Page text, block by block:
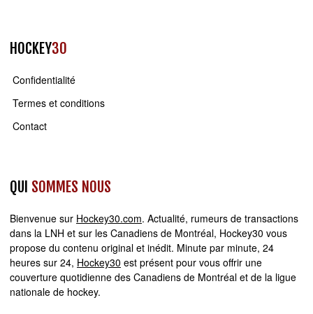
HOCKEY30
Confidentialité
Termes et conditions
Contact
QUI SOMMES NOUS
Bienvenue sur Hockey30.com. Actualité, rumeurs de transactions
dans la LNH et sur les Canadiens de Montréal, Hockey30 vous
propose du contenu original et inédit. Minute par minute, 24
heures sur 24, Hockey30 est présent pour vous offrir une
couverture quotidienne des Canadiens de Montréal et de la ligue
nationale de hockey.